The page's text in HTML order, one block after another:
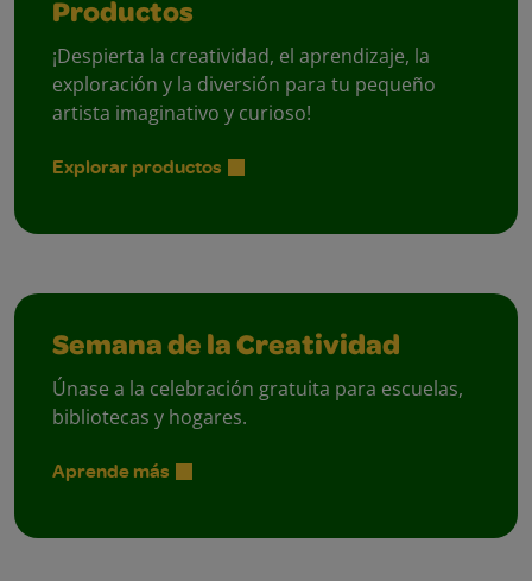
Productos
¡Despierta la creatividad, el aprendizaje, la
exploración y la diversión para tu pequeño
artista imaginativo y curioso!
Explorar productos
Semana de la Creatividad
Únase a la celebración gratuita para escuelas,
bibliotecas y hogares.
Aprende más